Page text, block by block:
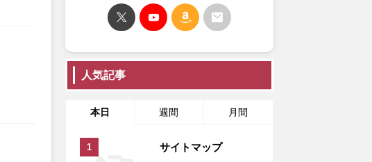
人気記事
本日 週間 月間
サイトマップ